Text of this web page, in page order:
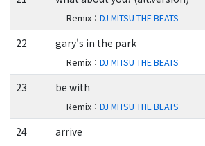
Remix ：DJ MITSU THE BEATS
22 gary's in the park
Remix ：DJ MITSU THE BEATS
23 be with
Remix ：DJ MITSU THE BEATS
24 arrive